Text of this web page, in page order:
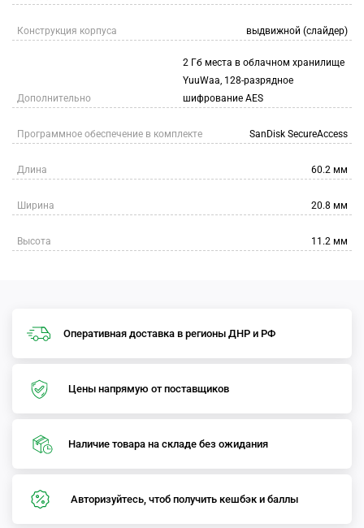
Конструкция корпуса выдвижной (слайдер)
Дополнительно
2 Гб места в облачном хранилище
YuuWaa, 128-разрядное
шифрование AES
Программное обеспечение в комплекте SanDisk SecureAccess
Длина 60.2 мм
Ширина 20.8 мм
Высота 11.2 мм
Оперативная доставка в регионы ДНР и РФ
Цены напрямую от поставщиков
Наличие товара на складе без ожидания
Авторизуйтесь, чтоб получить кешбэк и баллы